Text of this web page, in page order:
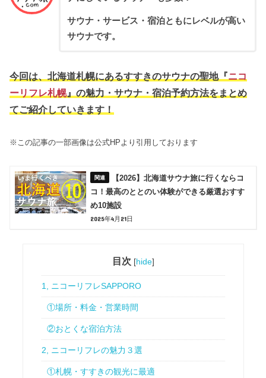
サウナ・サービス・宿泊ともにレベルが高い
サウナです。
今回は、北海道札幌にあるすすきのサウナの聖地『ニコ
ーリフレ札幌』の魅力・サウナ・宿泊予約方法をまとめ
てご紹介していきます！
※この記事の一部画像は公式HPより引用しております
【2026】北海道サウナ旅に行くならコ
コ！最高のととのい体験ができる厳選おすす
め10施設
2025年4月21日
目次 [hide]
1, ニコーリフレSAPPORO
①場所・料金・営業時間
②おとくな宿泊方法
2, ニコーリフレの魅力３選
①札幌・すすきの観光に最適